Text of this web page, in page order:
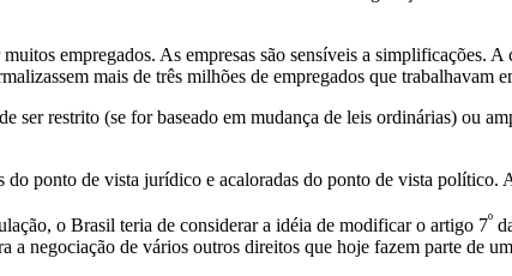
empregados. As empresas são sensíveis a simplificações.
mais de três milhões de empregados que trabalhavam
ser restrito (se for baseado em mudança de leis ordinárias) ou
do ponto de vista jurídico e acaloradas do ponto de vista político.
o Brasil teria de considerar a idéia de modificar o artigo 7º
a negociação de vários outros direitos que hoje fazem parte de